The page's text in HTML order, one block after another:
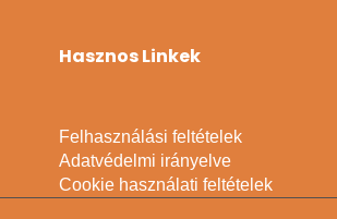
Hasznos Linkek
Felhasználási feltételek
Adatvédelmi irányelve
Cookie használati feltételek